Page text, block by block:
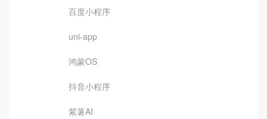
百度小程序
uni-app
鸿蒙OS
抖音小程序
紫薯AI